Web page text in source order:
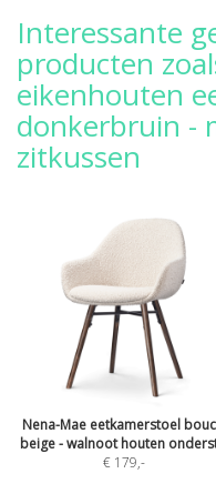
Interessante
producten
eikenhouten
donkerbruin -
zitkussen
Nena-Mae eetkamerstoel
beige - walnoot houten
€ 179,-